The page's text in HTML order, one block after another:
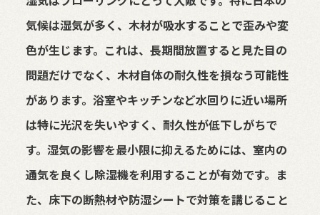
気候は湿気が多く、木材が吸水することで歪みや変
色が生じます。これは、長期間放置すると見た目の
問題だけでなく、木材自体の耐久性を損なう可能性
があります。浴室やキッチンなど水回りに近い場所
は特に光沢を失いやすく、耐久性が低下しがちで
す。湿気の影響を最小限に抑えるためには、室内の
通気を良くし除湿機を利用することが有効です。ま
た、床下の断熱材や防湿シートで対策を講じること